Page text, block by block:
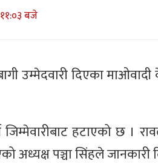
बजे
उम्मेदवारी दिएका माओवादी
हटाएको छ ।
अध्यक्ष पञ्चा सिंहले जानकारी